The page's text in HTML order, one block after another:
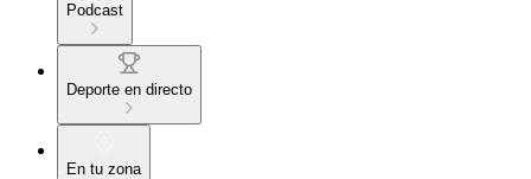
Podcast
Deporte en directo
En tu zona